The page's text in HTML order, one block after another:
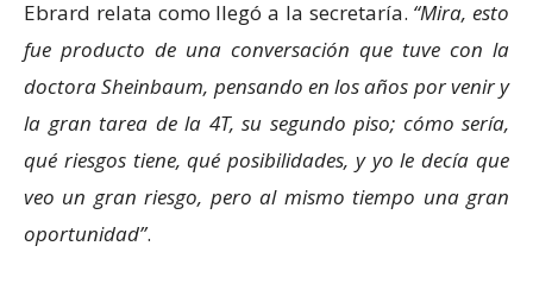
Ebrard relata como llegó a la secretaría. Mira, esto
fue producto de una conversación que tuve con la
doctora Sheinbaum, pensando en los años por venir y
la gran tarea de la 4T, su segundo piso; cómo sería,
qué riesgos tiene, qué posibilidades, y yo le decía que
veo un gran riesgo, pero al mismo tiempo una gran
oportunidad .